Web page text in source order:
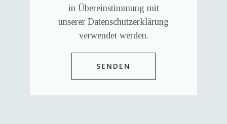
in Übereinstimmung mit
unserer Datenschutzerklärung
verwendet werden.